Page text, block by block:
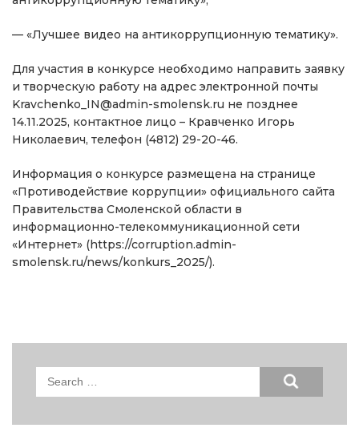
— «Лучшее видео на антикоррупционную тематику».
Для участия в конкурсе необходимо направить заявку
и творческую работу на адрес электронной почты
Kravchenko_IN@admin-smolensk.ru не позднее
14.11.2025, контактное лицо – Кравченко Игорь
Николаевич, телефон (4812) 29-20-46.
Информация о конкурсе размещена на странице
«Противодействие коррупции» официального сайта
Правительства Смоленской области в
информационно-телекоммуникационной сети
«Интернет» (https://corruption.admin-
smolensk.ru/news/konkurs_2025/).
Search